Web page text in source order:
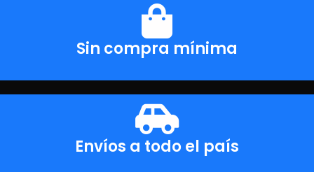
Sin compra mínima
Envíos a todo el país